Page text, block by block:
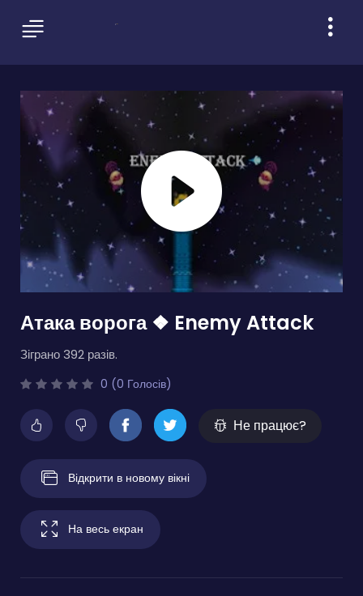
Атака ворога ❖ Enemy Attack
Зіграно 392 разів.
0 (0 Голосів)
Не працює?
Відкрити в новому вікні
На весь екран